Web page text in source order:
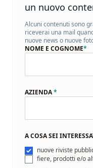
un nuovo
Alcuni contenuti sono
riceverai una mail
nuove news o nuove
NOME E COGNOME*
AZIENDA*
A COSA SEI
nuove riviste
fiere, prodotti e/o